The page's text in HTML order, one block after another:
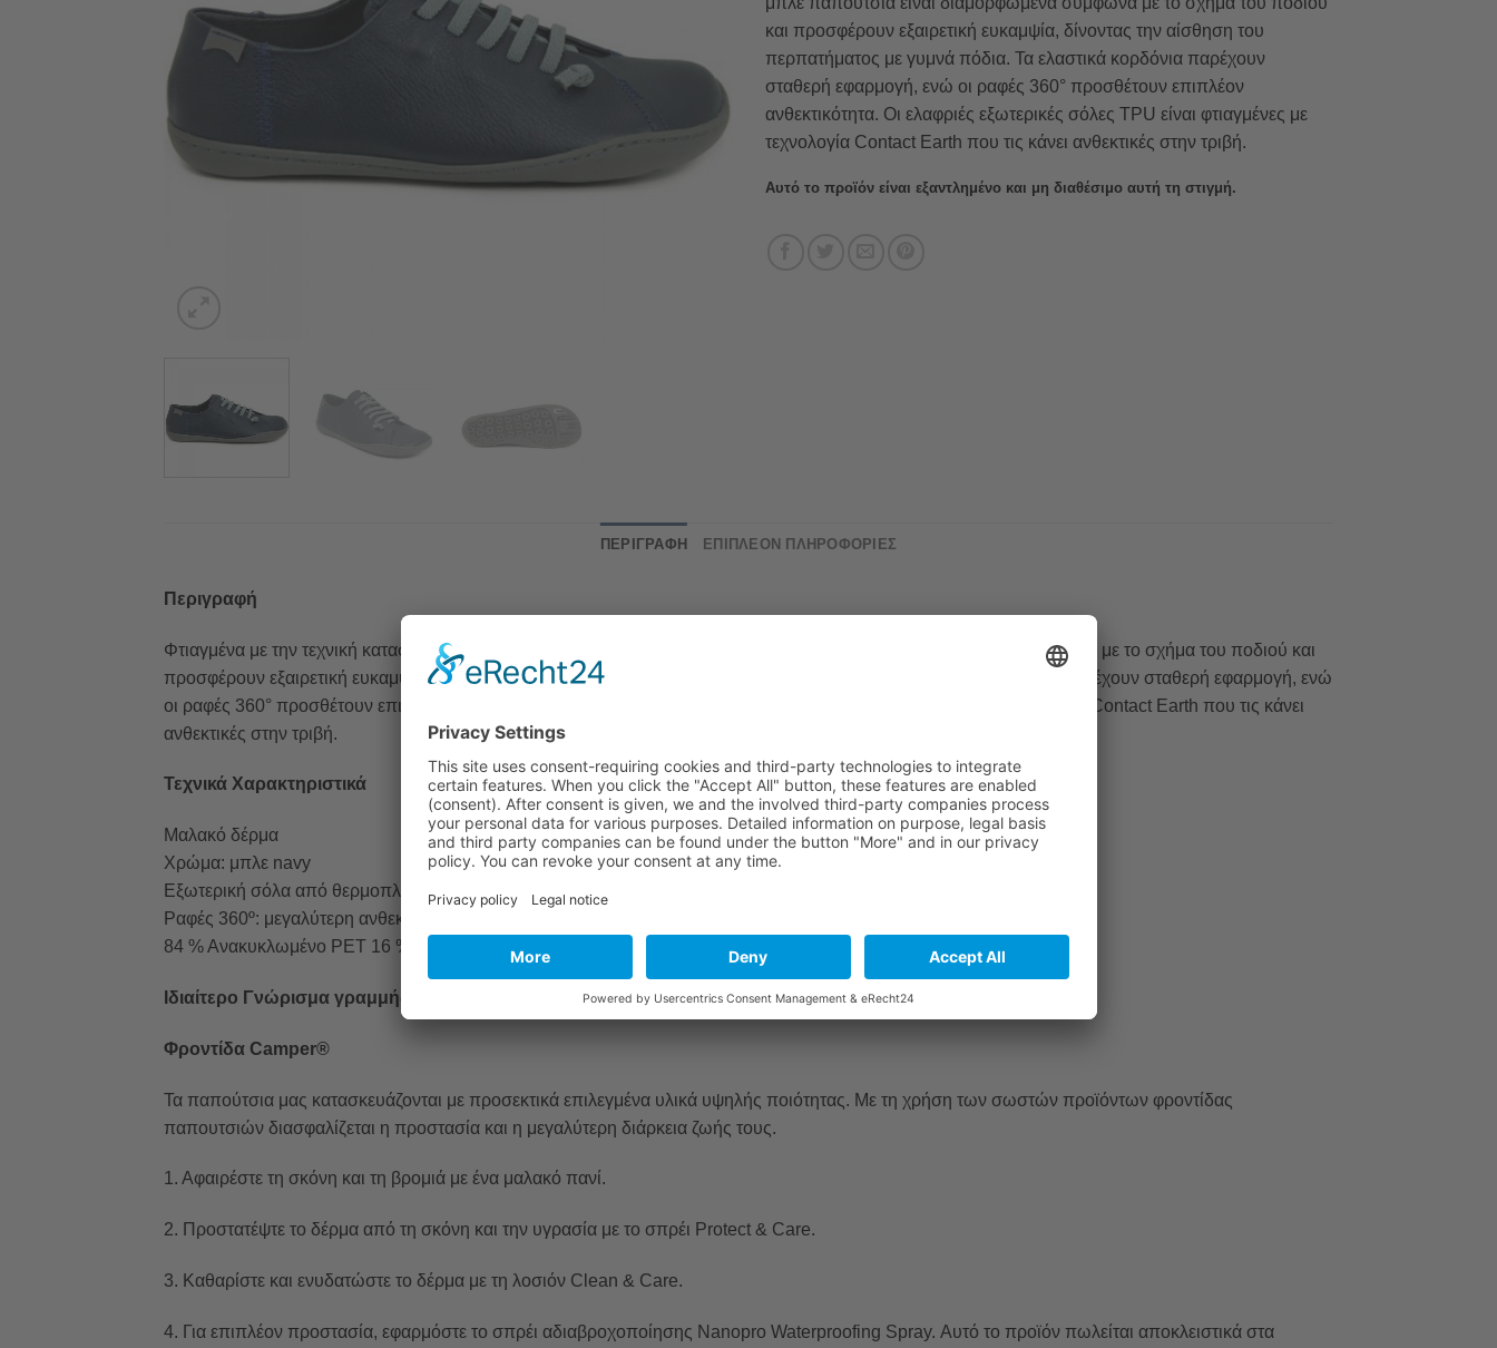
και προσφέρουν εξαιρετική ευκαμψία, δίνοντας την αίσθηση του
περπατήματος με γυμνά πόδια. Τα ελαστικά κορδόνια παρέχουν
σταθερή εφαρμογή, ενώ οι ραφές 360° προσθέτουν επιπλέον
ανθεκτικότητα. Οι ελαφριές εξωτερικές σόλες TPU είναι φτιαγμένες με
τεχνολογία Contact Earth που τις κάνει ανθεκτικές στην τριβή.
Αυτό το προϊόν είναι εξαντλημένο και μη διαθέσιμο αυτή τη στιγμή.
ΠΕΡΙΓΡΑΦΉ ΕΠΙΠΛΈΟΝ ΠΛΗΡΟΦΟΡΊΕΣ
Περιγραφή
Φτιαγμένα με την τεχνική κατασκευής Strobel, τα εμβληματικά γυναικεία μπλε παπούτσια είναι διαμορφωμένα σύμφωνα με το σχήμα του ποδιού και
προσφέρουν εξαιρετική ευκαμψία, δίνοντας την αίσθηση του περπατήματος με γυμνά πόδια. Τα ελαστικά κορδόνια παρέχουν σταθερή εφαρμογή, ενώ
οι ραφές 360° προσθέτουν επιπλέον ανθεκτικότητα. Οι ελαφριές εξωτερικές σόλες TPU είναι φτιαγμένες με τεχνολογία Contact Earth που τις κάνει
ανθεκτικές στην τριβή.
Τεχνικά Χαρακτηριστικά
Μαλακό δέρμα
Χρώμα: μπλε navy
Εξωτερική σόλα από θερμοπλαστική πολυουρεθάνη με τεχνολογία Contact Earth: αντίσταση στην τριβή
Ραφές 360º: μεγαλύτερη ανθεκτικότητα.
84 % Ανακυκλωμένο PET 16 % Ύφασμα (60% Νάιλον – 40% Πολυουρεθάνη)
Ιδιαίτερο Γνώρισμα γραμμής κωδικού/ Οικογένεια Camper®: Peu Cami
Φροντίδα Camper®
Τα παπούτσια μας κατασκευάζονται με προσεκτικά επιλεγμένα υλικά υψηλής ποιότητας. Με τη χρήση των σωστών προϊόντων φροντίδας
παπουτσιών διασφαλίζεται η προστασία και η μεγαλύτερη διάρκεια ζωής τους.
1. Αφαιρέστε τη σκόνη και τη βρομιά με ένα μαλακό πανί.
2. Προστατέψτε το δέρμα από τη σκόνη και την υγρασία με το σπρέι Protect & Care.
3. Καθαρίστε και ενυδατώστε το δέρμα με τη λοσιόν Clean & Care.
4. Για επιπλέον προστασία, εφαρμόστε το σπρέι αδιαβροχοποίησης Nanopro Waterproofing Spray. Αυτό το προϊόν πωλείται αποκλειστικά στα